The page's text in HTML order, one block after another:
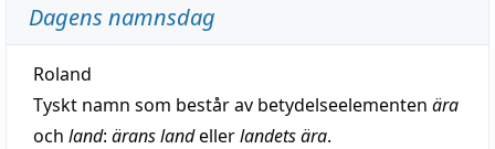
Dagens namnsdag
Roland
Tyskt namn som består av betydelseelementen ära
och land: ärans landellerlandets ära.